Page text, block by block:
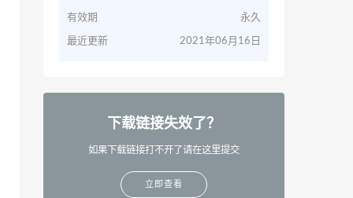
有效期 永久
最近更新 2021年06月16日
下载链接失效了？
如果下载链接打不开了请在这里提交
立即查看